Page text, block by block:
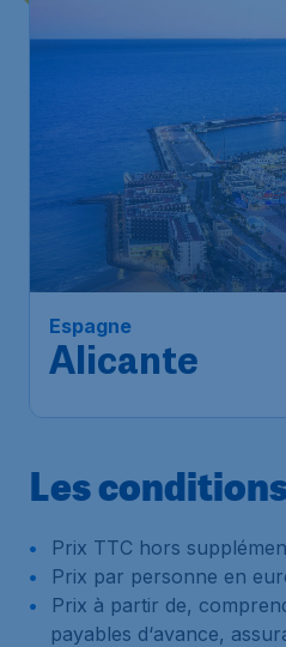
Espagne
Alicante
Les
Prix TTC hors
Prix par personne en
Prix à partir de,
payables d‘avance,